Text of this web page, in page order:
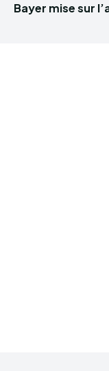
Bayer mise sur